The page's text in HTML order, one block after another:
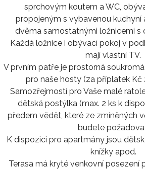
sprchovým koutem a WC,
propojeným s vybavenou kuchyní
dvěma samostatnými ložnicemi s
Každá ložnice i obývací pokoj v
mají vlastní TV.
V prvním patře je prostorná
pro naše hosty (za příplatek
Samozřejmostí pro Vaše malé
dětská postýlka (max. 2 ks k
předem vědět, které ze zmíněných
budete
K dispozici pro apartmány jsou
knížky apod.
Terasa má kryté venkovní posezení